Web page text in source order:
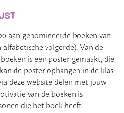
aan genomineerde boeken van
volgorde). Van de
is een poster gemaakt, die
de poster ophangen in de klas
deze website delen met jouw
van de boeken is
die het boek heeft